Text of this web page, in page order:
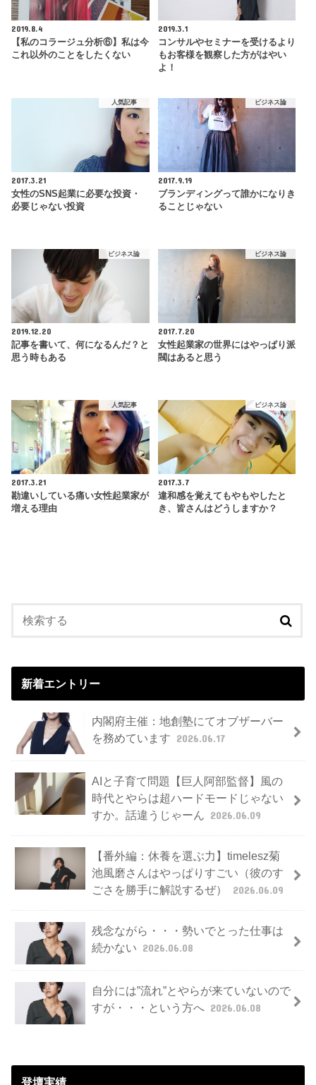
2019.8.4
【私のコラージュ分析⑥】私は今
これ以外のことをしたくない
2019.3.1
コンサルやセミナーを受けるより
もお客様を観察した方がはやい
よ！
人気記事
2017.3.21
女性のSNS起業に必要な投資・
必要じゃない投資
ビジネス論
2017.9.19
ブランディングって誰かになりき
ることじゃない
ビジネス論
2019.12.20
記事を書いて、何になるんだ？と
思う時もある
ビジネス論
2017.7.20
女性起業家の世界にはやっぱり派
閥はあると思う
人気記事
2017.3.21
勘違いしている痛い女性起業家が
増える理由
ビジネス論
2017.3.7
違和感を覚えてもやもやしたと
き、皆さんはどうしますか？
新着エントリー
内閣府主催：地創塾にてオブザーバー
を務めています 2026.06.17
AIと子育て問題【巨人阿部監督】風の
時代とやらは超ハードモードじゃない
すか。話違うじゃーん 2026.06.09
【番外編：休養を選ぶ力】timelesz菊
池風磨さんはやっぱりすごい（彼のす
ごさを勝手に解説するぜ）
2026.06.09
残念ながら・・・勢いでとった仕事は
続かない 2026.06.08
自分には”流れ”とやらが来ていないので
すが・・・という方へ 2026.06.08
登壇実績